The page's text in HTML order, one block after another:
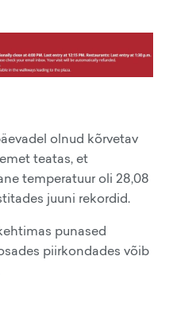
olnud kõrvetav
teatas, et
temperatuur oli 28,08
juuni rekordid.
punased
piirkondades võib